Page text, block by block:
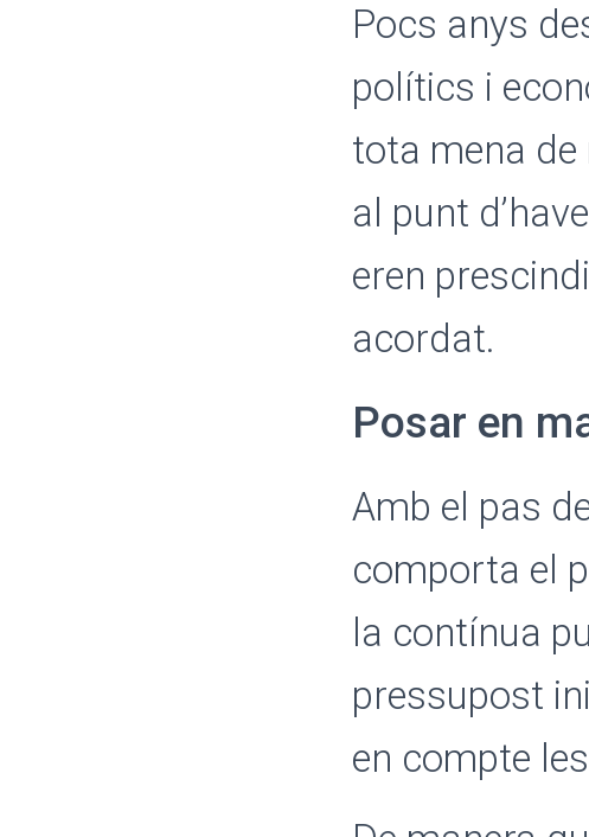
Pocs anys
polítics i
tota mena
al punt
eren
acordat.
Posar en
Amb el pas
comporta el
la contínua
pressupost
en compte